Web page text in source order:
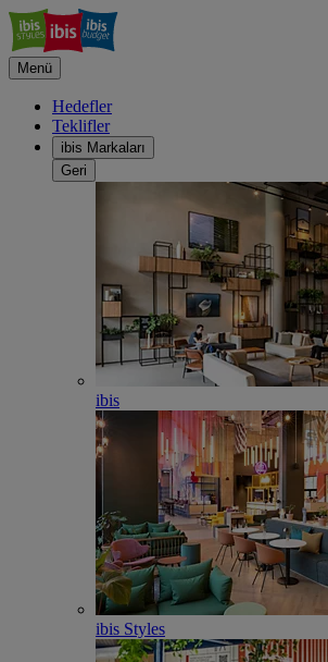
Menü
Hedefler
Teklifler
ibis Markaları
Geri
ibis
ibis Styles